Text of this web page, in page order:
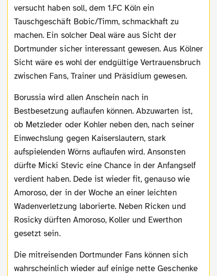
versucht haben soll, dem 1.FC Köln ein
Tauschgeschäft Bobic/Timm, schmackhaft zu
machen. Ein solcher Deal wäre aus Sicht der
Dortmunder sicher interessant gewesen. Aus Kölner
Sicht wäre es wohl der endgültige Vertrauensbruch
zwischen Fans, Trainer und Präsidium gewesen.
Borussia wird allen Anschein nach in
Bestbesetzung auflaufen können. Abzuwarten ist,
ob Metzleder oder Kohler neben den, nach seiner
Einwechslung gegen Kaiserslautern, stark
aufspielenden Wörns auflaufen wird. Ansonsten
dürfte Micki Stevic eine Chance in der Anfangself
verdient haben. Dede ist wieder fit, genauso wie
Amoroso, der in der Woche an einer leichten
Wadenverletzung laborierte. Neben Ricken und
Rosicky dürften Amoroso, Koller und Ewerthon
gesetzt sein.
Die mitreisenden Dortmunder Fans können sich
wahrscheinlich wieder auf einige nette Geschenke